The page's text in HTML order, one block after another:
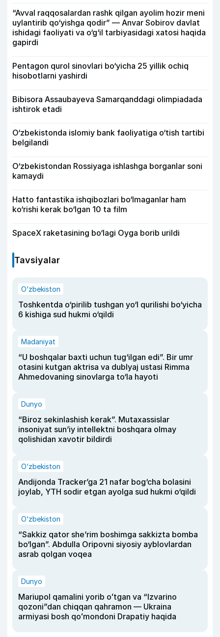
“Avval raqqosalardan rashk qilgan ayolim hozir meni
uylantirib qo‘yishga qodir” — Anvar Sobirov davlat
ishidagi faoliyati va o‘g‘il tarbiyasidagi xatosi haqida
gapirdi
Pentagon qurol sinovlari bo‘yicha 25 yillik ochiq
hisobotlarni yashirdi
Bibisora Assaubayeva Samarqanddagi olimpiadada
ishtirok etadi
O‘zbekistonda islomiy bank faoliyatiga o‘tish tartibi
belgilandi
O‘zbekistondan Rossiyaga ishlashga borganlar soni
kamaydi
Hatto fantastika ishqibozlari bo‘lmaganlar ham
ko‘rishi kerak bo‘lgan 10 ta film
SpaceX raketasining bo‘lagi Oyga borib urildi
Tavsiyalar
O‘zbekiston
Toshkentda o‘pirilib tushgan yo‘l qurilishi bo‘yicha
6 kishiga sud hukmi o‘qildi
Madaniyat
“U boshqalar baxti uchun tug‘ilgan edi”. Bir umr
otasini kutgan aktrisa va dublyaj ustasi Rimma
Ahmedovaning sinovlarga to‘la hayoti
Dunyo
“Biroz sekinlashish kerak”. Mutaxassislar
insoniyat sun’iy intellektni boshqara olmay
qolishidan xavotir bildirdi
O‘zbekiston
Andijonda Tracker’ga 21 nafar bog‘cha bolasini
joylab, YTH sodir etgan ayolga sud hukmi o‘qildi
O‘zbekiston
“Sakkiz qator she’rim boshimga sakkizta bomba
bo‘lgan”. Abdulla Oripovni siyosiy ayblovlardan
asrab qolgan voqea
Dunyo
Mariupol qamalini yorib oʻtgan va “Izvarino
qozoni”dan chiqqan qahramon — Ukraina
armiyasi bosh qoʻmondoni Drapatiy haqida